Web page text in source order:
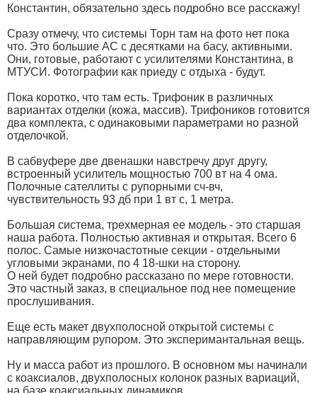
Константин, обязательно здесь подробно все расскажу!
Сразу отмечу, что системы Торн там на фото нет пока
что. Это большие АС с десятками на басу, активными.
Они, готовые, работают с усилителями Константина, в
МТУСИ. Фотографии как приеду с отдыха - будут.
Пока коротко, что там есть. Трифоник в различных
вариантах отделки (кожа, массив). Трифоников готовится
два комплекта, с одинаковыми параметрами но разной
отделочкой.
В сабвуфере две двенашки навстречу друг другу,
встроенный усилитель мощностью 700 вт на 4 ома.
Полочные сателлиты с рупорными сч-вч,
чувствительность 93 дб при 1 вт с, 1 метра.
Большая система, трехмерная ее модель - это старшая
наша работа. Полностью активная и открытая. Всего 6
полос. Самые низкочастотные секции - отдельными
угловыми экранами, по 4 18-шки на сторону.
О ней будет подробно рассказано по мере готовности.
Это частный заказ, в специальное под нее помещение
прослушивания.
Еще есть макет двухполосной открытой системы с
направляющим рупором. Это эксперимантальная вещь.
Ну и масса работ из прошлого. В основном мы начинали
с коаксиалов, двухполосных колонок разных вариаций,
на базе коаксиальных динамиков.